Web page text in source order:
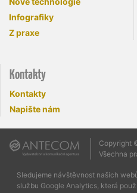
Infografiky
Z praxe
Kontakty
Kontakty
Napište nám
Copyright
Všechna
Sledujeme návštěvnost našich
službu Google Analytics, která